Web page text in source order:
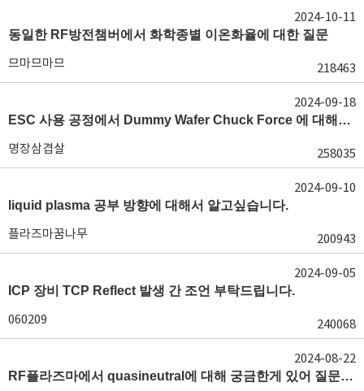
동일한 RF방전챔버에서 화학종별 이온화율에 대한 질문
므마므마므 218463
2024-10-11
ESC 사용 공정에서 Dummy Wafer Chuck Force 에 대해서 궁급합니다
명장삼겹살 258035
2024-09-18
liquid plasma 공부 방향에 대해서 알고싶습니다.
플라즈마꿈나무 200943
2024-09-10
ICP 장비 TCP Reflect 발생 간 조언 부탁드립니다.
060209 240068
2024-09-05
RF플라즈마에서 quasineutral에 대해 궁금한게 있어 질문글 올립니다.[quasineutral]
2024-08-22